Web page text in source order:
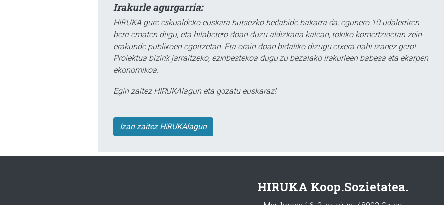
Irakurle agurgarria:
HIRUKA gure eskualdeko euskara hutsezko hedabide bakarra da; egunero 10 udalerriren
berri ematen dugu, eta hilabetero doan duzu aldizkaria kalean, tokiko komertzioetan zein
erakunde publikoen egoitzetan. Eta orain doan bidaliko dizugu etxera nahi izanez gero!
Proiektua bizirik jarraitzeko, ezinbestekoa dugu zu bezalako irakurleen babesa eta ekarpen
ekonomikoa.
Egin zaitez HIRUKAlagun eta gozatu euskaraz!
Izan zaitez HIRUKAlagun
HIRUKA Koop.Sozietatea.